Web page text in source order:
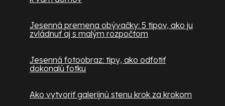
Jesenná premena obývačky: 5 tipov, ako ju
zvládnuť aj s malým rozpočtom
Jesenná fotoobraz: tipy, ako odfotiť
dokonalú fotku
Ako vytvoriť galerijnú stenu krok za krokom